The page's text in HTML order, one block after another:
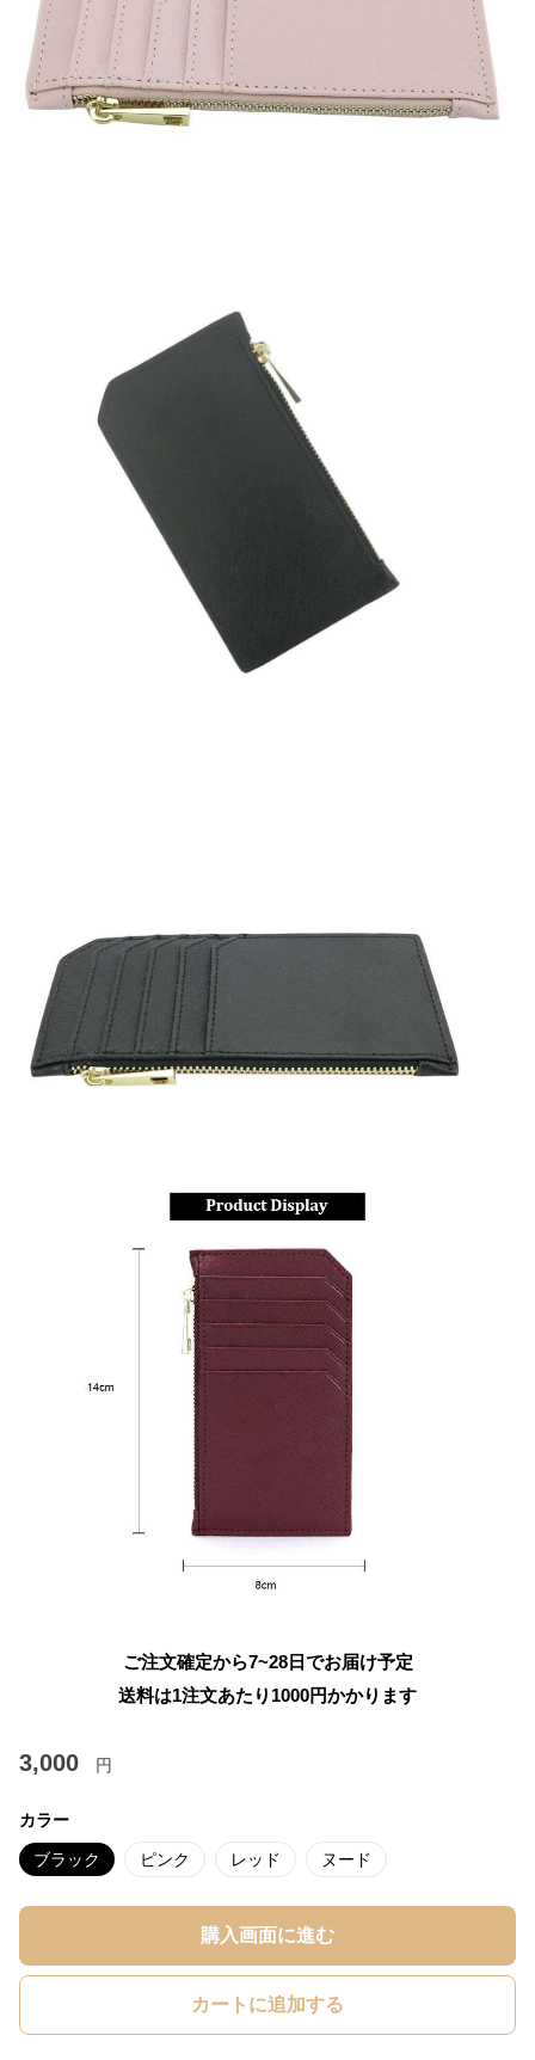
ご注文確定から7~28日でお届け予定
送料は1注文あたり 1000円かかります
3,000 円
カラー
ブラック ピンク レッド ヌード
購入画面に進む
カートに追加する